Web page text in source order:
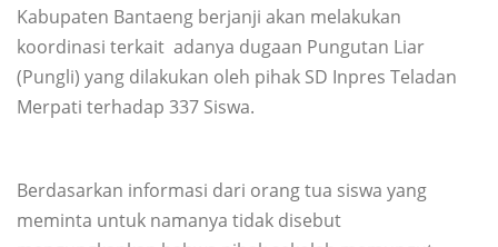
Kabupaten Bantaeng berjanji akan melakukan
koordinasi terkait adanya dugaan Pungutan Liar
(Pungli) yang dilakukan oleh pihak SD Inpres Teladan
Merpati terhadap 337 Siswa.
Berdasarkan informasi dari orang tua siswa yang
meminta untuk namanya tidak disebut